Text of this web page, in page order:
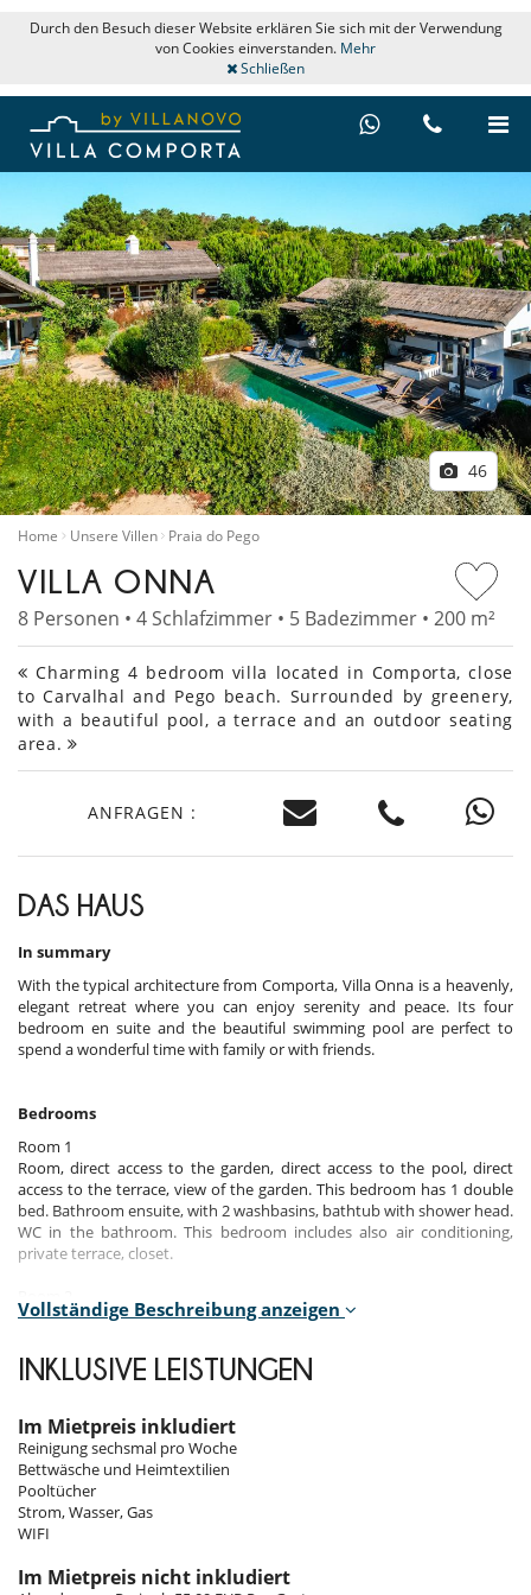
Durch den Besuch dieser Website erklären Sie sich mit der Verwendung
von Cookies einverstanden. Mehr
Schließen
46
Home Unsere Villen Praia do Pego
VILLA ONNA
8 Personen • 4 Schlafzimmer • 5 Badezimmer • 200 m²
Charming 4 bedroom villa located in Comporta, close
to Carvalhal and Pego beach. Surrounded by greenery,
with a beautiful pool, a terrace and an outdoor seating
area.
ANFRAGEN :
DAS HAUS
In summary
With the typical architecture from Comporta, Villa Onna is a heavenly,
elegant retreat where you can enjoy serenity and peace. Its four
bedroom en suite and the beautiful swimming pool are perfect to
spend a wonderful time with family or with friends.
Bedrooms
Room 1
Room, direct access to the garden, direct access to the pool, direct
access to the terrace, view of the garden. This bedroom has 1 double
bed. Bathroom ensuite, with 2 washbasins, bathtub with shower head.
WC in the bathroom. This bedroom includes also air conditioning,
private terrace, closet.
Room, direct access to the garden, direct access to the pool, direct
ensuite, with shower. WC in the bathroom. This bedroom includes also
air conditioning, closet.
Room 3
Room, direct access to the pool, direct access to the terrace, pool view.
This bedroom has 1 double bed. Bathroom ensuite, with shower. WC
in the bathroom. This bedroom includes also air conditioning, closet.
Room 4
bedroom has 1 double bed. Bathroom ensuite, with shower. WC in the
Vollständige Beschreibung anzeigen
INKLUSIVE LEISTUNGEN
Im Mietpreis inkludiert
Reinigung sechsmal pro Woche
Bettwäsche und Heimtextilien
Pooltücher
Strom, Wasser, Gas
WIFI
Im Mietpreis nicht inkludiert